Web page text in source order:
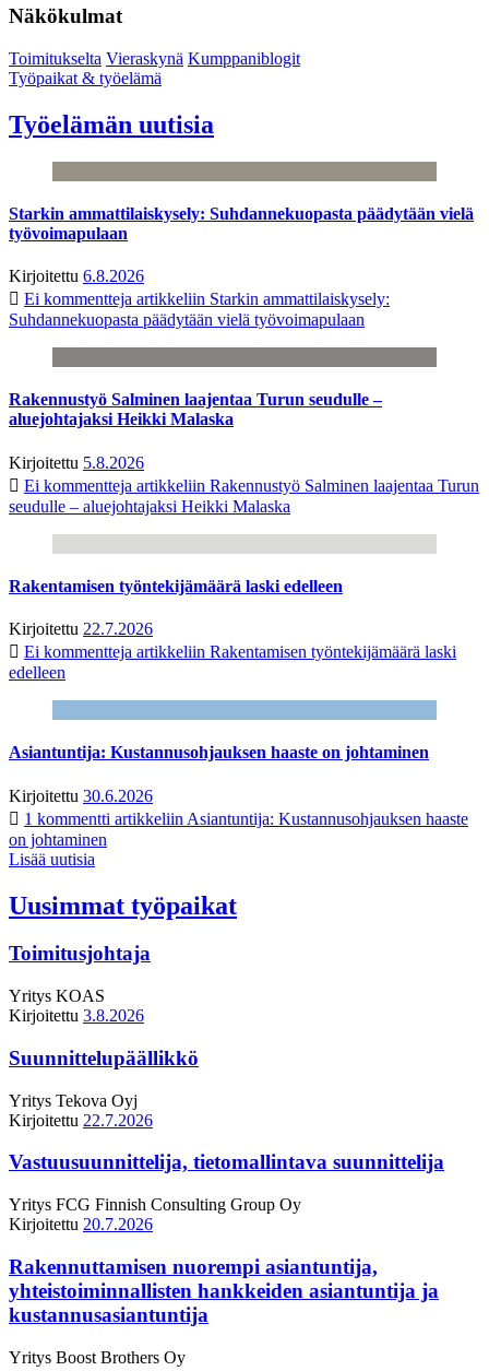
Näkökulmat
Toimitukselta Vieraskynä Kumppaniblogit
Työpaikat & työelämä
Työelämän uutisia
Starkin ammattilaiskysely: Suhdannekuopasta päädytään vielä
työvoimapulaan
Kirjoitettu 6.8.2026
Ei kommentteja artikkeliin Starkin ammattilaiskysely:
Suhdannekuopasta päädytään vielä työvoimapulaan
Rakennustyö Salminen laajentaa Turun seudulle –
aluejohtajaksi Heikki Malaska
Kirjoitettu 5.8.2026
Ei kommentteja artikkeliin Rakennustyö Salminen laajentaa Turun
seudulle – aluejohtajaksi Heikki Malaska
Rakentamisen työntekijämäärä laski edelleen
Kirjoitettu 22.7.2026
Ei kommentteja artikkeliin Rakentamisen työntekijämäärä laski
edelleen
Asiantuntija: Kustannusohjauksen haaste on johtaminen
Kirjoitettu 30.6.2026
1 kommentti artikkeliin Asiantuntija: Kustannusohjauksen haaste
on johtaminen
Lisää uutisia
Uusimmat työpaikat
Toimitusjohtaja
Yritys KOAS
Kirjoitettu 3.8.2026
Suunnittelupäällikkö
Yritys Tekova Oyj
Kirjoitettu 22.7.2026
Vastuusuunnittelija, tietomallintava suunnittelija
Yritys FCG Finnish Consulting Group Oy
Kirjoitettu 20.7.2026
Rakennuttamisen nuorempi asiantuntija,
yhteistoiminnallisten hankkeiden asiantuntija ja
kustannusasiantuntija
Yritys Boost Brothers Oy